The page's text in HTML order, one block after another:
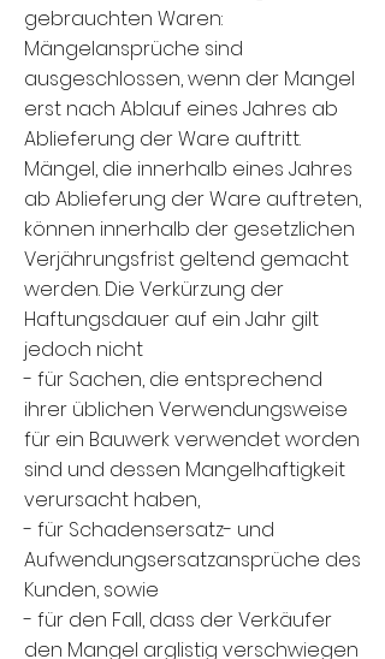
gebrauchten Waren:
Mängelansprüche sind
ausgeschlossen, wenn der Mangel
erst nach Ablauf eines Jahres ab
Ablieferung der Ware auftritt.
Mängel, die innerhalb eines Jahres
ab Ablieferung der Ware auftreten,
können innerhalb der gesetzlichen
Verjährungsfrist geltend gemacht
werden. Die Verkürzung der
Haftungsdauer auf ein Jahr gilt
jedoch nicht
- für Sachen, die entsprechend
ihrer üblichen Verwendungsweise
für ein Bauwerk verwendet worden
sind und dessen Mangelhaftigkeit
verursacht haben,
- für Schadensersatz- und
Aufwendungsersatzansprüche des
Kunden, sowie
- für den Fall, dass der Verkäufer
den Mangel arglistig verschwiegen